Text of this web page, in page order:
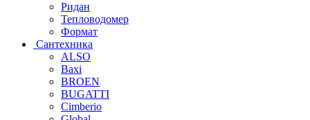
Ридан
Тепловодомер
Формат
Сантехника
ALSO
Baxi
BROEN
BUGATTI
Cimberio